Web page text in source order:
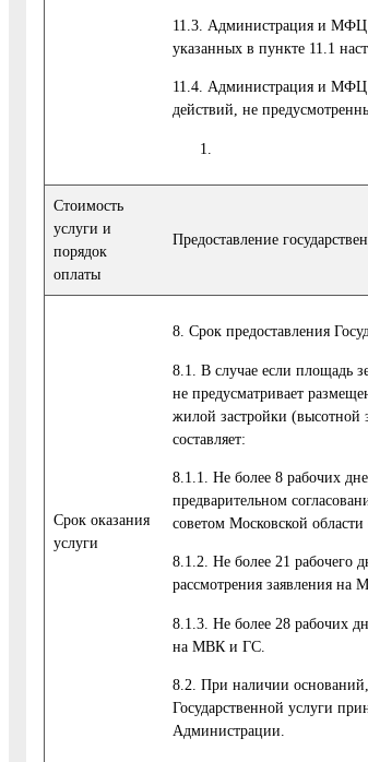
11.3. Администрация и МФЦ
указанных в пункте 11.1
11.4. Администрация и МФЦ
действий, не
Стоимость
услуги и
порядок
оплаты
Предоставление
Cрок оказания
услуги
8. Срок предоставления
8.1. В случае если площадь
не предусматривает
жилой застройки (высотной
составляет:
8.1.1. Не более 8 рабочих
предварительном
советом Московской области
8.1.2. Не более 21 рабочего
рассмотрения заявления на
8.1.3. Не более 28 рабочих
на МВК и ГС.
8.2. При наличии оснований,
Государственной услуги
Администрации.